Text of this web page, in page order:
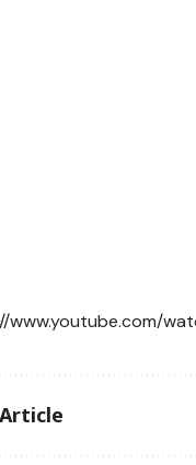
www.youtube.com/